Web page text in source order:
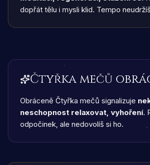
dopřát tělu i mysli klid. Tempo
Čtyřka mečů
Obráceně Čtyřka mečů signalizuje
neschopnost relaxovat, vyhoření.
odpočinek, ale nedovolíš si ho.